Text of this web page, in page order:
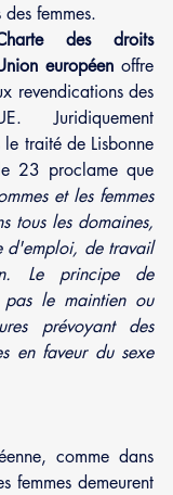
femmes.
des droits
européen offre
revendications des
Juridiquement
traité de Lisbonne
23 proclame que
et les femmes
tous les domaines,
d'emploi, de travail
Le principe de
le maintien ou
prévoyant des
en faveur du sexe
comme dans
femmes demeurent